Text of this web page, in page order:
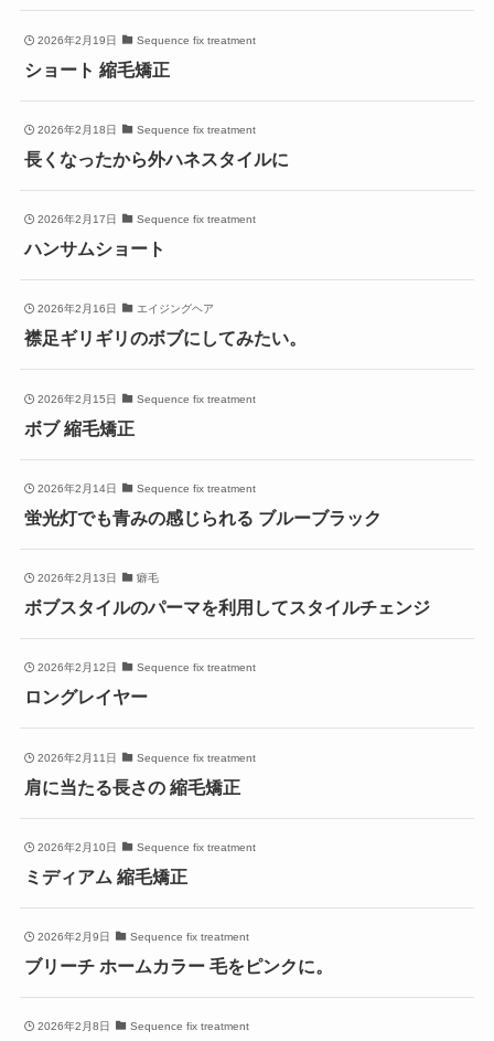
2026年2月19日 Sequence fix treatment
ショート 縮毛矯正
2026年2月18日 Sequence fix treatment
長くなったから外ハネスタイルに
2026年2月17日 Sequence fix treatment
ハンサムショート
2026年2月16日 エイジングヘア
襟足ギリギリのボブにしてみたい。
2026年2月15日 Sequence fix treatment
ボブ 縮毛矯正
2026年2月14日 Sequence fix treatment
蛍光灯でも青みの感じられる ブルーブラック
2026年2月13日 癖毛
ボブスタイルのパーマを利用してスタイルチェンジ
2026年2月12日 Sequence fix treatment
ロングレイヤー
2026年2月11日 Sequence fix treatment
肩に当たる長さの 縮毛矯正
2026年2月10日 Sequence fix treatment
ミディアム 縮毛矯正
2026年2月9日 Sequence fix treatment
ブリーチ ホームカラー 毛をピンクに。
2026年2月8日 Sequence fix treatment